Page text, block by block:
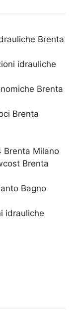
Brenta
idrauliche
Brenta
Brenta
Brenta Milano
Brenta
Bagno
idrauliche